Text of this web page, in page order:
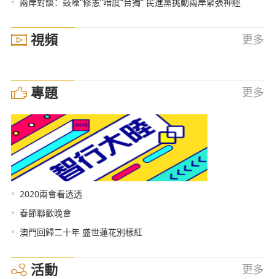
視頻 更多
專題 更多
• 2020兩會看透透
• 春節聯歡晚會
• 澳門回歸二十年 盛世蓮花別樣紅
活動 更多